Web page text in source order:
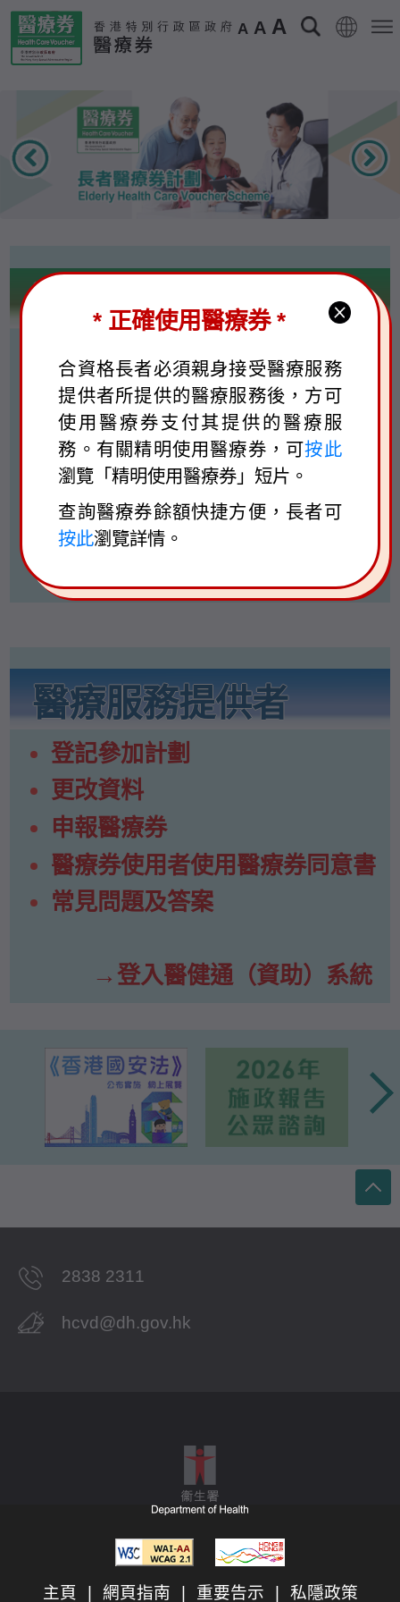
* 正確使用醫療券 *
合資格長者必須親身接受醫療服務
提供者所提供的醫療服務後，方可
使用醫療券支付其提供的醫療服
務。有關精明使用醫療券，可按此
瀏覽「精明使用醫療券」短片。
查詢醫療券餘額快捷方便，長者可
按此瀏覽詳情。
A A A
醫療券使用者
開設個人的醫療券戶口
查詢醫療券餘額
更改醫療券戶口個人資料
常見問題及答案
已登記醫療服務提供者名單
醫療服務提供者
登記參加計劃
更改資料
申報醫療券
醫療券使用者使用醫療券同意書
常見問題及答案
登入醫健通（資助）系統
2838 2311
hcvd@dh.gov.hk
主頁 網頁指南 重要告示 私隱政策